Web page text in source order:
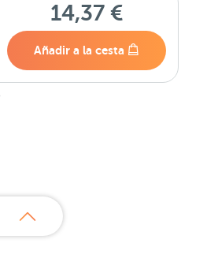
14,37 €
Añadir a la cesta